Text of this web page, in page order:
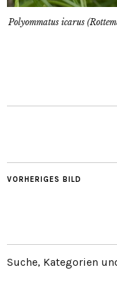
Polyommatus icarus
VORHERIGES BILD
Suche, Kategorien